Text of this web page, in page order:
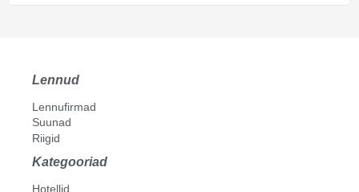
Lennud
Lennufirmad
Suunad
Riigid
Kategooriad
Hotellid